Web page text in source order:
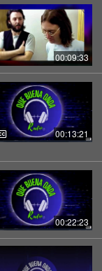
00:09:33
00:13:21
00:22:23